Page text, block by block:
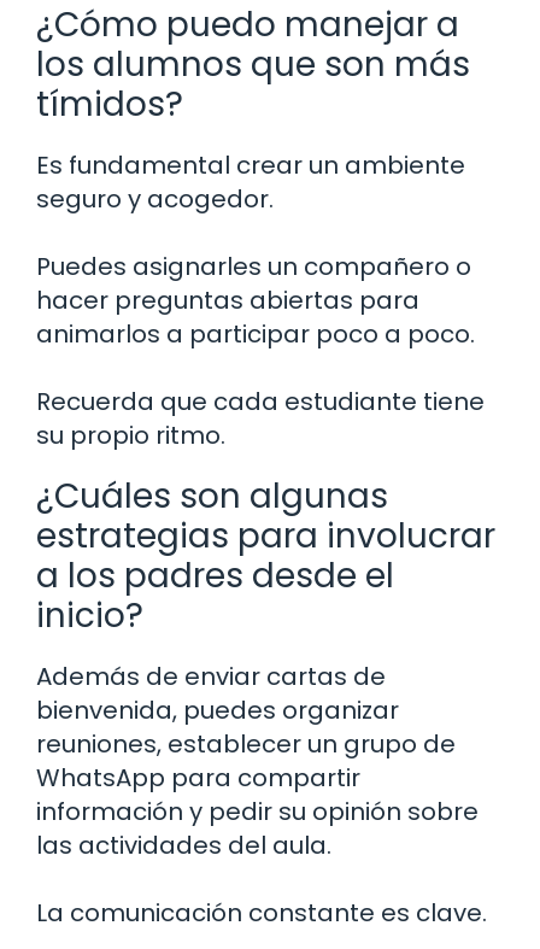
¿Cómo puedo manejar a
los alumnos que son más
tímidos?
Es fundamental crear un ambiente
seguro y acogedor.
Puedes asignarles un compañero o
hacer preguntas abiertas para
animarlos a participar poco a poco.
Recuerda que cada estudiante tiene
su propio ritmo.
¿Cuáles son algunas
estrategias para involucrar
a los padres desde el
inicio?
Además de enviar cartas de
bienvenida, puedes organizar
reuniones, establecer un grupo de
WhatsApp para compartir
información y pedir su opinión sobre
las actividades del aula.
La comunicación constante es clave.